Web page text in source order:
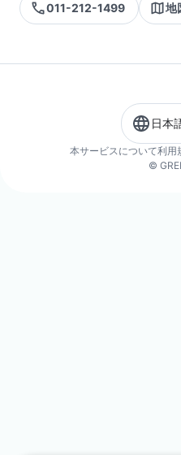
011-212-1499
地
日本
本サービスについて利用
©